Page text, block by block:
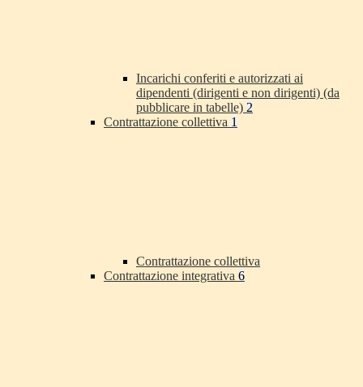
Incarichi conferiti e autorizzati ai
dipendenti (dirigenti e non dirigenti) (da
pubblicare in tabelle) 2
Contrattazione collettiva 1
Contrattazione collettiva
Contrattazione integrativa 6